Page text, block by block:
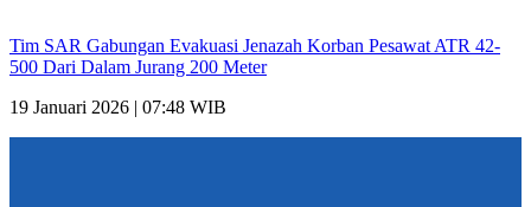
Tim SAR Gabungan Evakuasi Jenazah Korban Pesawat ATR 42-
500 Dari Dalam Jurang 200 Meter
19 Januari 2026 | 07:48 WIB